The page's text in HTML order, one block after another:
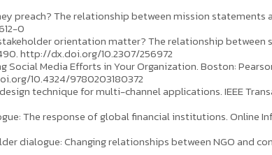
preach? The relationship between mission
0
stakeholder orientation matter? The relationship
http://dx.doi.org/10.2307/256972
Social Media Efforts in Your Organization. Boston:
10.4324/9780203180372
technique for multi-channel applications. IEEE
The response of global financial institutions. Online
dialogue: Changing relationships between NGO and